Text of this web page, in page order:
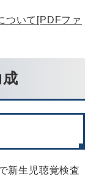
ついて[PDFファ
新生児聴覚検査